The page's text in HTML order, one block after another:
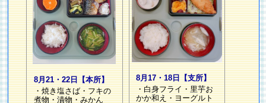
8月21・22日【本所】
・焼き塩さば・フキの
煮物・漬物・みかん
8月17・18日【支所】
・白身フライ・里芋お
かか和え・ヨーグルト